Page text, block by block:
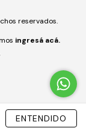
ENTENDIDO
reservados.
ingresá acá.